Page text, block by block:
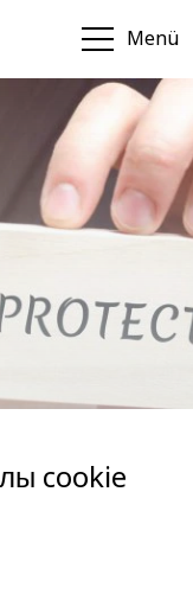
Menü
cookie